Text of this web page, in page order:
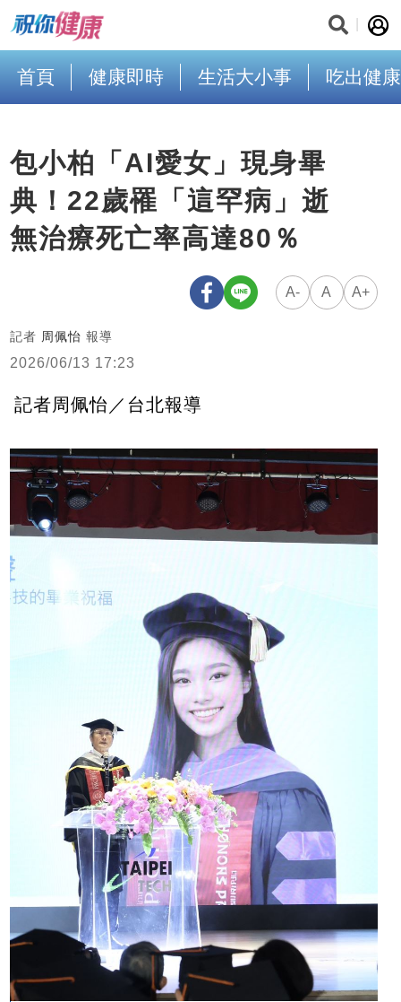
首頁 健康即時 生活大小事 吃出健康
包小柏「AI愛女」現身畢
典！22歲罹「這罕病」逝
無治療死亡率高達80％
A- A A+
記者 周佩怡 報導
2026/06/13 17:23
記者周佩怡／台北報導